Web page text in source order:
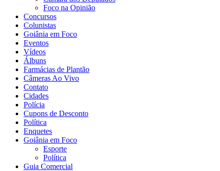
Foco na Opinião
Concursos
Colunistas
Goiânia em Foco
Eventos
Vídeos
Álbuns
Farmácias de Plantão
Câmeras Ao Vivo
Contato
Cidades
Polícia
Cupons de Desconto
Política
Enquetes
Goiânia em Foco
Esporte
Política
Guia Comercial